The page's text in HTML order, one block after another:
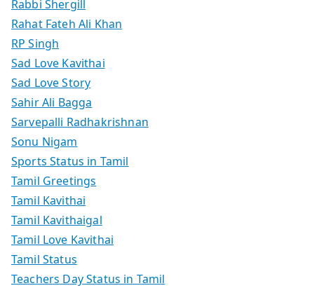
Rabbi Shergill
Rahat Fateh Ali Khan
RP Singh
Sad Love Kavithai
Sad Love Story
Sahir Ali Bagga
Sarvepalli Radhakrishnan
Sonu Nigam
Sports Status in Tamil
Tamil Greetings
Tamil Kavithai
Tamil Kavithaigal
Tamil Love Kavithai
Tamil Status
Teachers Day Status in Tamil